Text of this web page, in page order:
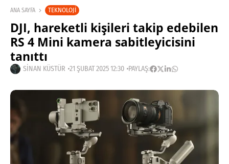
ANA SAYFA TEKNOLOJI
DJI, hareketli kişileri takip edebilen
RS 4 Mini kamera sabitleyicisini
tanıttı
SINAN KÜSTÜR 21 ŞUBAT 2025 12:30 PAYLAŞ: